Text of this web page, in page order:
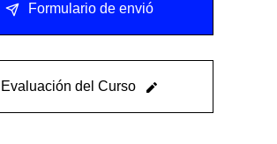
Formulario de envió
Evaluación del Curso